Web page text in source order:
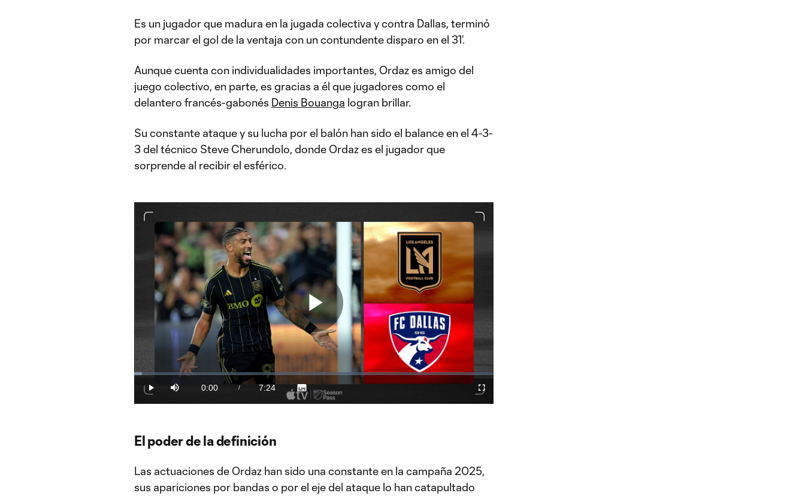
Es un jugador que madura en la jugada colectiva y contra Dallas, terminó
por marcar el gol de la ventaja con un contundente disparo en el 31’.
Aunque cuenta con individualidades importantes, Ordaz es amigo del
juego colectivo, en parte, es gracias a él que jugadores como el
delantero francés-gabonés Denis Bouanga logran brillar.
Su constante ataque y su lucha por el balón han sido el balance en el 4-3-
3 del técnico Steve Cherundolo, donde Ordaz es el jugador que
sorprende al recibir el esférico.
Play
Video
Play Mute
Current
Time
0:00 /
Duration
7:24
Loaded:
Subtitles
Fullscreen
El poder de la definición
Las actuaciones de Ordaz han sido una constante en la campaña 2025,
sus apariciones por bandas o por el eje del ataque lo han catapultado